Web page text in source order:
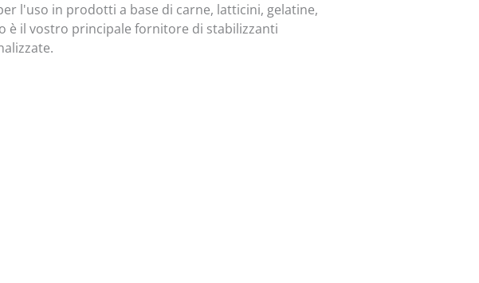
l'uso in prodotti a base di carne, latticini, gelatine,
è il vostro principale fornitore di stabilizzanti